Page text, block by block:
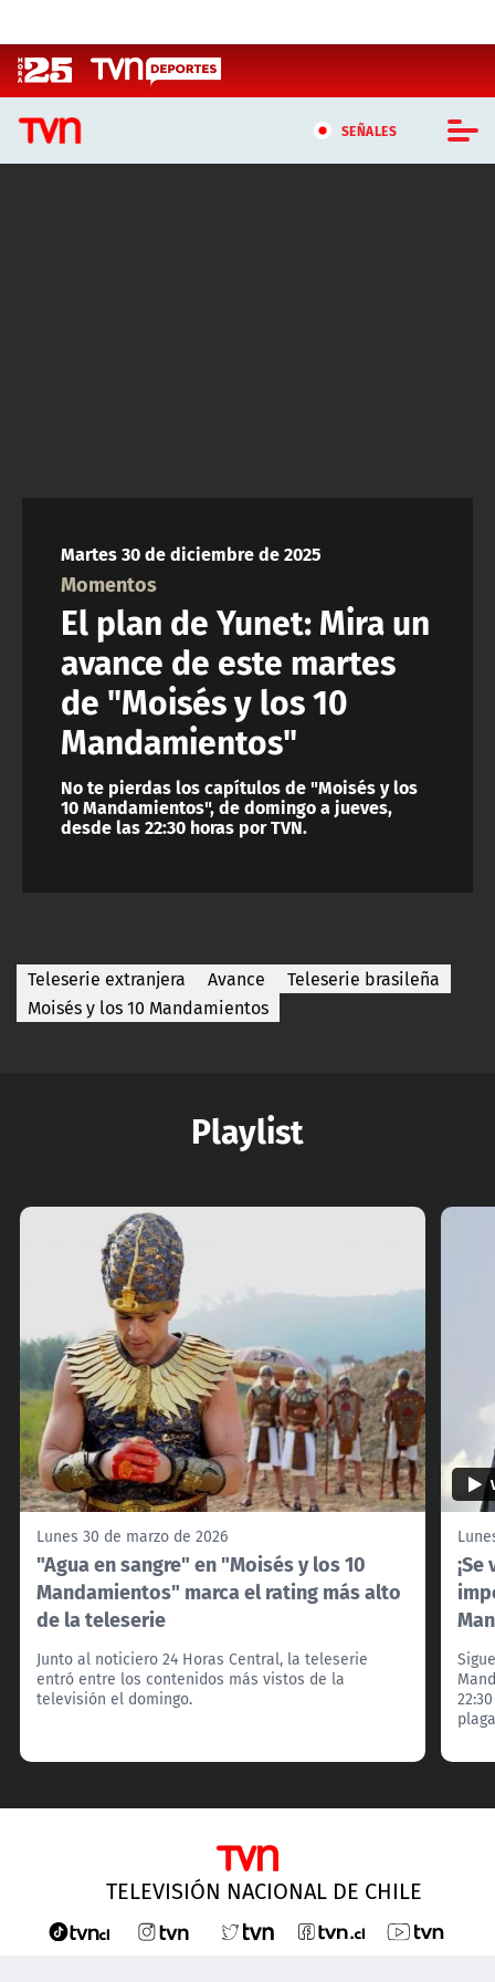
SEÑALES
ACTUALIDAD Y TENDENCIAS
CORPORATIVO Y TRANSPARENCIA
CANAL DE DENUNCIAS
ÁREA DE PROYECTOS
Martes 30 de diciembre de 2025
Momentos
El plan de Yunet: Mira un
avance de este martes
de "Moisés y los 10
Mandamientos"
No te pierdas los capítulos de "Moisés y los
10 Mandamientos", de domingo a jueves,
desde las 22:30 horas por TVN.
Teleserie extranjera Avance
Teleserie brasileña
Moisés y los 10 Mandamientos
Playlist
Lunes 30 de marzo de 2026
"Agua en sangre" en "Moisés y los 10
Mandamientos" marca el rating más alto
de la teleserie
Junto al noticiero 24 Horas Central, la teleserie
entró entre los contenidos más vistos de la
televisión el domingo.
TELEVISIÓN NACIONAL DE CHILE